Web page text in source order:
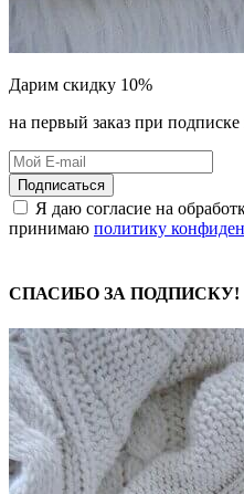
Дарим скидку 10%
на первый заказ при подписке
Подписаться
Я даю согласие на
принимаю политику
СПАСИБО ЗА ПОДПИСКУ!